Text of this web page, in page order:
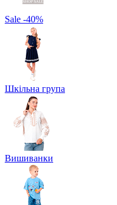
Sale -40%
Шкільна група
Вишиванки